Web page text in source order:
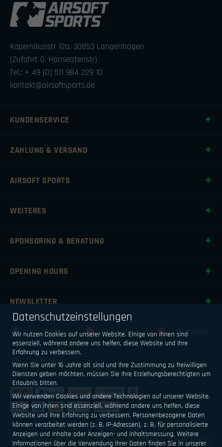
Kopernikusstr 12a, 30853 Langenhagen
(Zufahrt ü. Hanseatenstr)
Tel.: + 49 [0] 511 984 229 10
kontakt@airsoftsports.de
KUNDENSERVICE
ZAHLUNG & VERSAND
AIRSOFT SPORTS
WEITERES
SPONSORING & BERATUNG
OPENING HOURS
NEWSLETTER
Facebook Youtube Pinterest
Instagram
Impressum Datenschutz
AGB
Geld verdienen mit Airsoftsports
Alle Preise inkl. MwSt.
Datenschutzeinstellungen
Wir nutzen Cookies auf unserer Website. Einige von ihnen sind
essenziell, während andere uns helfen, diese Website und Ihre
Erfahrung zu verbessern.
Wenn Sie unter 16 Jahre alt sind und Ihre Zustimmung zu freiwilligen
Diensten geben möchten, müssen Sie Ihre Erziehungsberechtigten um
Erlaubnis bitten.
Wir verwenden Cookies und andere Technologien auf unserer Website.
Einige von ihnen sind essenziell, während andere uns helfen, diese
Website und Ihre Erfahrung zu verbessern. Personenbezogene Daten
können verarbeitet werden (z. B. IP-Adressen), z. B. für personalisierte
Anzeigen und Inhalte oder Anzeigen- und Inhaltsmessung. Weitere
Informationen über die Verwendung Ihrer Daten finden Sie in unserer